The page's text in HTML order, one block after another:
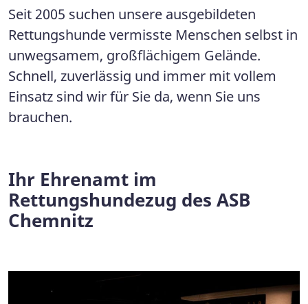
Seit 2005 suchen unsere ausgebildeten
Rettungshunde vermisste Menschen selbst in
unwegsamem, großflächigem Gelände.
Schnell, zuverlässig und immer mit vollem
Einsatz sind wir für Sie da, wenn Sie uns
brauchen.
Ihr Ehrenamt im
Rettungshundezug des ASB
Chemnitz